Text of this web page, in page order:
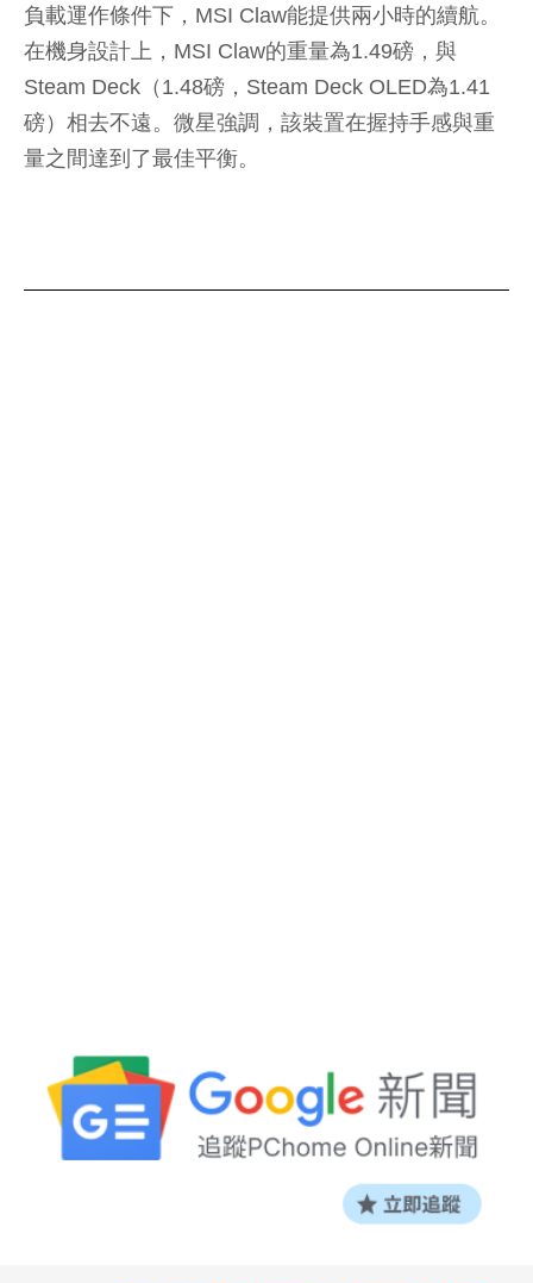
負載運作條件下，MSI Claw能提供兩小時的續航。
在機身設計上，MSI Claw的重量為1.49磅，與
Steam Deck（1.48磅，Steam Deck OLED為1.41
磅）相去不遠。微星強調，該裝置在握持手感與重
量之間達到了最佳平衡。